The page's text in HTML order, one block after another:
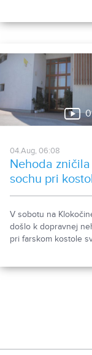
canisterapeutka
svojimi štvornohými
pomocníkmi.
04.Aug, 06:08
Nehoda zničila
sochu pri
V sobotu na
došlo k dopravnej
pri farskom kostole